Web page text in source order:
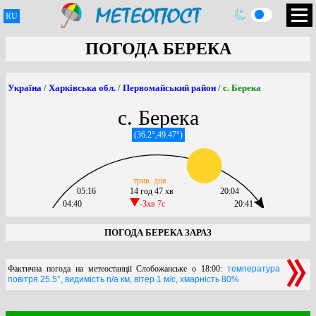
RU
ПОГОДА БЕРЕКА
Україна / Харківська обл. / Первомайський район / с. Берека
с. Берека
(36.2°,49.47°)
04:40
05:16
14 год 47 хв
-3хв 7c
трив. дня
20:41
20:04
ПОГОДА БЕРЕКА ЗАРАЗ
Фактична погода на метеостанції Слобожанське о 18:00: температура
повітря 25.5°, видимість n/a км, вітер 1 м/с, хмарність 80%